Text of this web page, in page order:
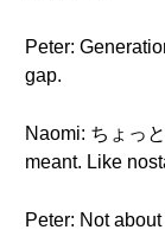
Peter:
gap.
Naomi: ちょっ
meant. Like
Peter: Not